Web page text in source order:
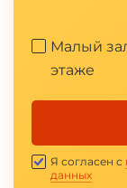
Малый
этаже
Я согласен с
данных